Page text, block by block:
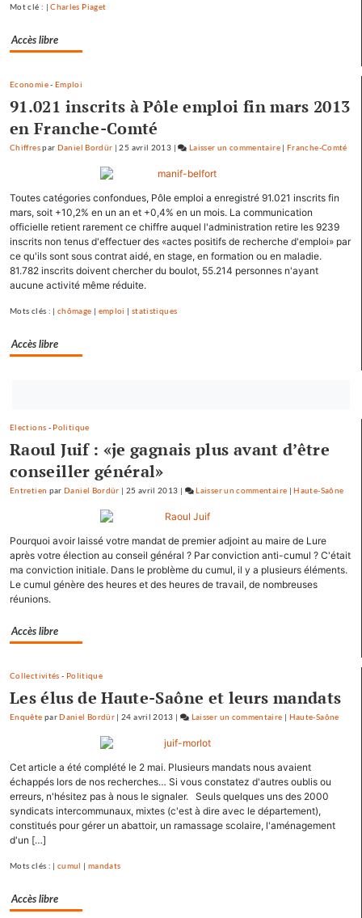
Mot clé : |Charles Piaget
Accès libre
Economie- Emploi
91.021 inscrits à Pôle emploi fin mars 2013
en Franche-Comté
Chiffrespar Daniel Bordür |25 avril 2013 | Laisser un commentaireon
se
ressource
à
Mamirolle
et
| Franche-Comté
Toutes catégories confondues, Pôle emploi a enregistré 91.021 inscrits fin
mars, soit +10,2% en un an et +0,4% en un mois. La communication
officielle retient rarement ce chiffre auquel l'administration retire les 9239
inscrits non tenus d'effectuer des «actes positifs de recherche d'emploi» par
ce qu'ils sont sous contrat aidé, en stage, en formation ou en maladie.
81.782 inscrits doivent chercher du boulot, 55.214 personnes n'ayant
aucune activité même réduite.
Mots clés : |chômage | emploi | statistiques
Accès libre
vous
maintenant
Elections - Politique
Raoul Juif : «je gagnais plus avant d’être
conseiller général»
Entretien parDaniel Bordür | 25 avril 2013 | Laisser un commentaire on
se
ressource
à
|Haute-Saône
Pourquoi avoir laissé votre mandat de premier adjoint au maire de Lure
après votre élection au conseil général ? Par conviction anti-cumul ? C'était
ma conviction initiale. Dans le problème du cumul, il y a plusieurs éléments.
Le cumul génère des heures et des heures de travail, de nombreuses
réunions.
Accès libre
Collectivités - Politique
Les élus de Haute-Saône et leurs mandats
Enquête parDaniel Bordür |24 avril 2013 | Laisser un commentaire on
se
ressource
à
Mamirolle
| Haute-Saône
Cet article a été complété le 2 mai. Plusieurs mandats nous avaient
échappés lors de nos recherches… Si vous constatez d'autres oublis ou
erreurs, n'hésitez pas à nous le signaler. Seuls quelques uns des 2000
syndicats intercommunaux, mixtes (c'est à dire avec le département),
constitués pour gérer un abattoir, un ramassage scolaire, l'aménagement
d'un […]
Mots clés : |cumul | mandats
Accès libre